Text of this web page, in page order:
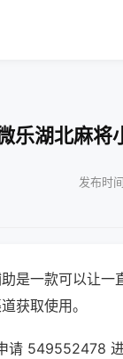
乐湖北麻将
发布时
是一款可以让一
获取使用。
请 549552478